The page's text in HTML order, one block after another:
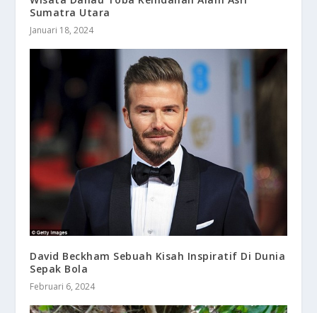
Sumatra Utara
Januari 18, 2024
David Beckham Sebuah Kisah Inspiratif Di Dunia
Sepak Bola
Februari 6, 2024